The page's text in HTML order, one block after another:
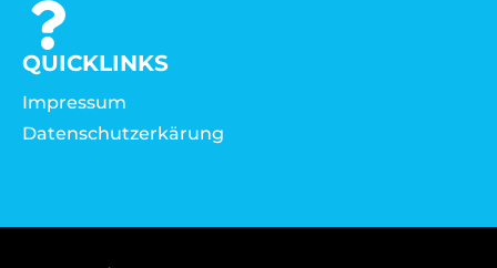
QUICKLINKS
Impressum
Datenschutzerkärung